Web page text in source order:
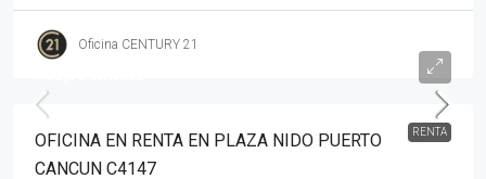
Oficina CENTURY 21
RENTA
OFICINA EN RENTA EN PLAZA NIDO PUERTO
CANCUN C4147